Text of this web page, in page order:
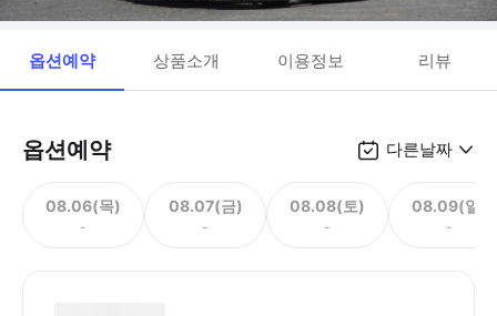
옵션예약 상품소개 이용정보 리뷰
옵션예약 다른날짜
08.06(목)
-
08.07(금)
-
08.08(토)
-
08.09(일)
-